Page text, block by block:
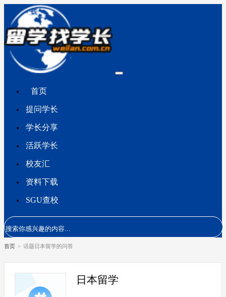
首页
提问学长
学长分享
活跃学长
校友汇
资料下载
SGU查校
首页 > 话题日本留学的问答
日本留学